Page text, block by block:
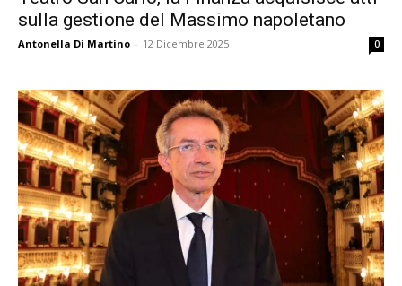
sulla gestione del Massimo napoletano
Antonella Di Martino - 12 Dicembre 2025 0